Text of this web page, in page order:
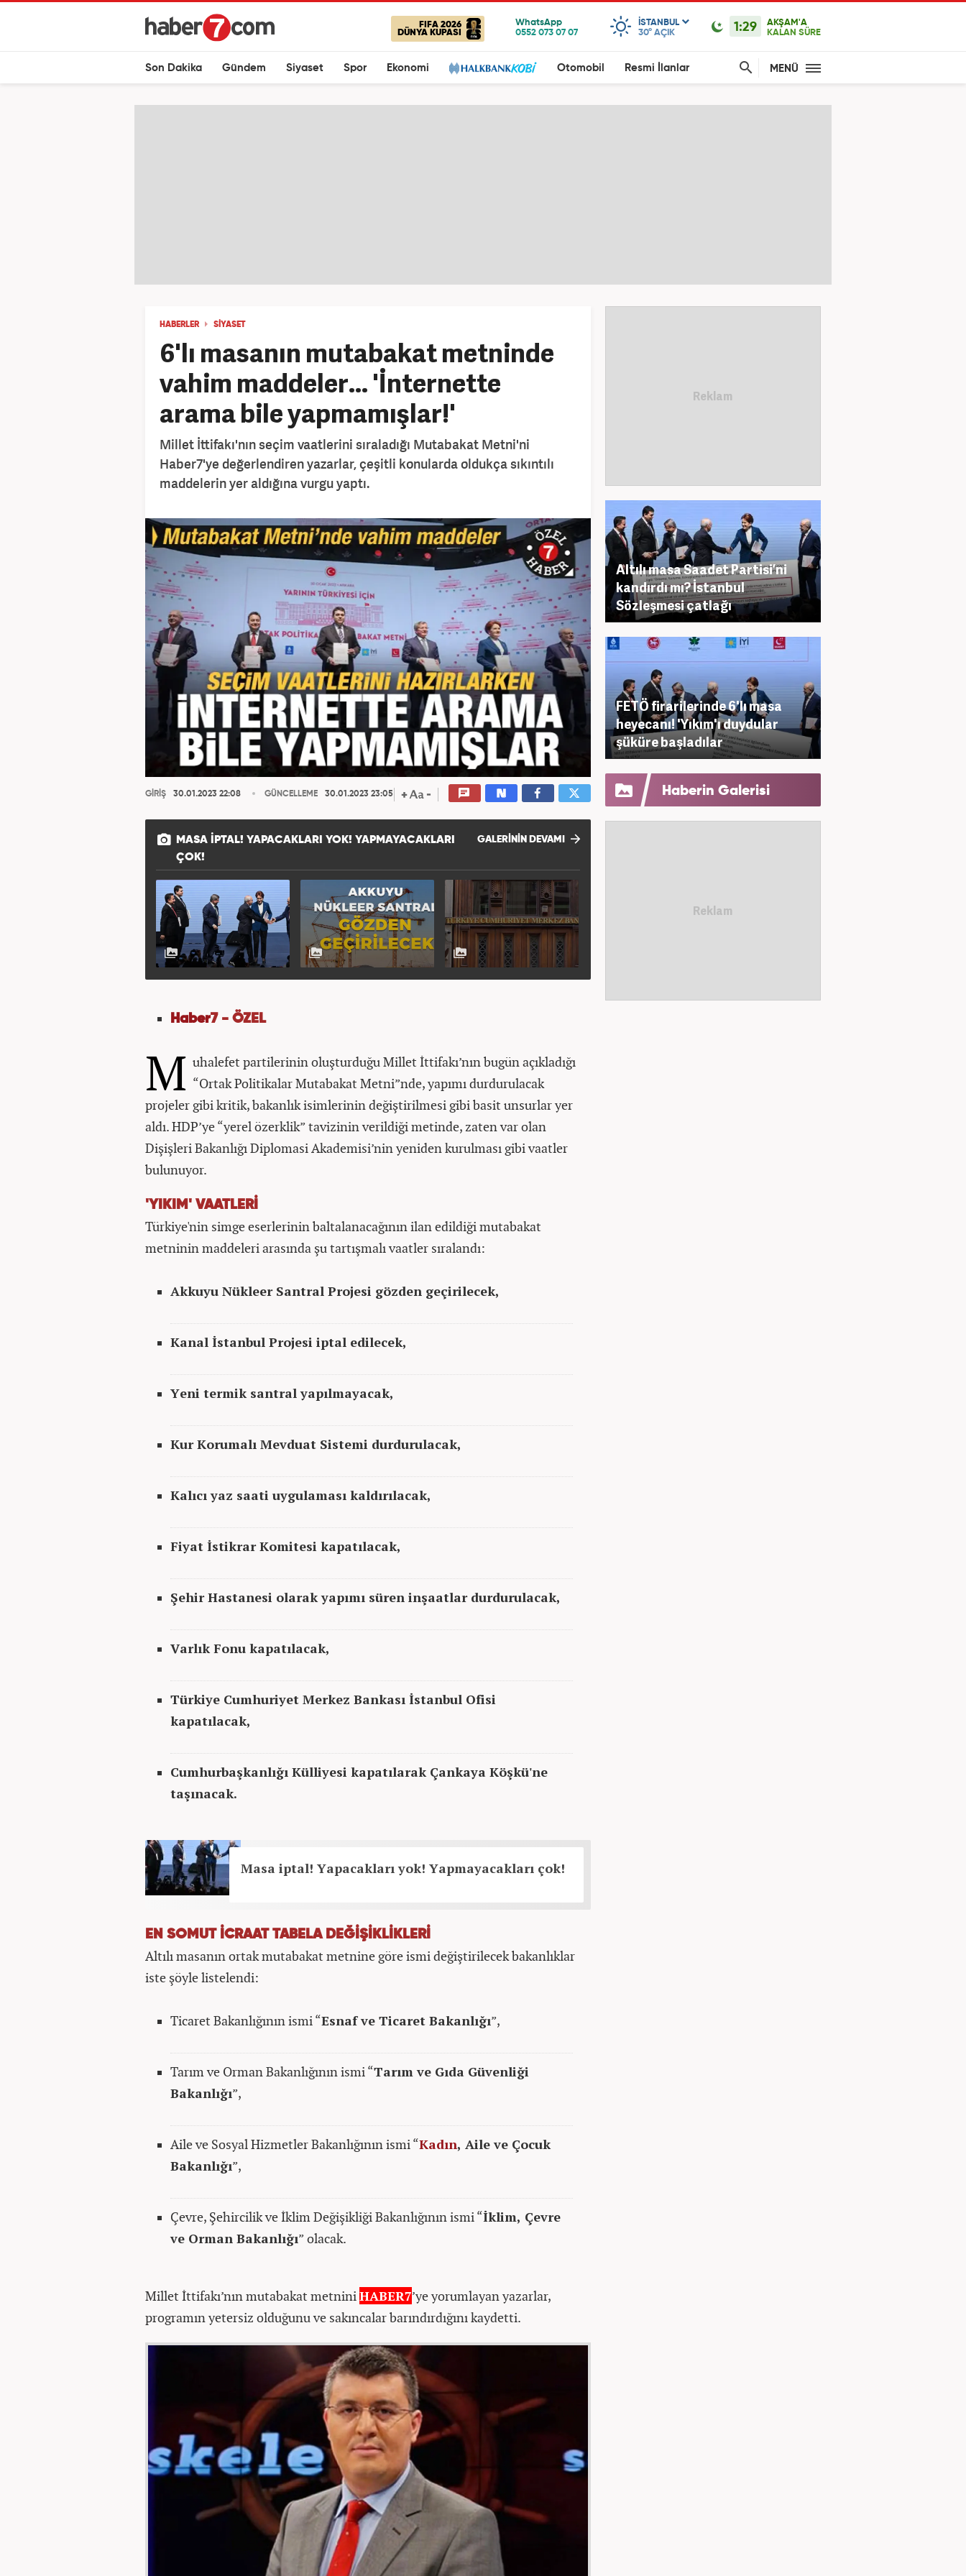
FIFA 2026
DÜNYA KUPASI
ISTANBUL
30° AÇIK 1:29
AKŞAM'A
KALAN SÜRE
Son Dakika Gündem Siyaset Spor Ekonomi Otomobil Resmi İlanlar MENÜ
HABERLER SİYASET
6'lı masanın mutabakat metninde
vahim maddeler... 'İnternette
arama bile yapmamışlar!'
Millet İttifakı'nın seçim vaatlerini sıraladığı Mutabakat Metni'ni
Haber7'ye değerlendiren yazarlar, çeşitli konularda oldukça sıkıntılı
maddelerin yer aldığına vurgu yaptı.
GİRİŞ 30.01.2023 22:08 GÜNCELLEME 30.01.2023 23:05
MASA IPTAL! YAPACAKLARI YOK! YAPMAYACAKLARI
ÇOK!
GALERİNİN DEVAMI
Haber7 - ÖZEL
M uhalefet partilerinin oluşturduğu Millet İttifakı’nın bugün açıkladığı
“Ortak Politikalar Mutabakat Metni”nde, yapımı durdurulacak
projeler gibi kritik, bakanlık isimlerinin değiştirilmesi gibi basit unsurlar yer
aldı. HDP’ye “yerel özerklik” tavizinin verildiği metinde, zaten var olan
Dişişleri Bakanlığı Diplomasi Akademisi’nin yeniden kurulması gibi vaatler
bulunuyor.
'YIKIM' VAATLERİ
Türkiye'nin simge eserlerinin baltalanacağının ilan edildiği mutabakat
metninin maddeleri arasında şu tartışmalı vaatler sıralandı:
Akkuyu Nükleer Santral Projesi gözden geçirilecek,
Kanal İstanbul Projesi iptal edilecek,
Yeni termik santral yapılmayacak,
Kur Korumalı Mevduat Sistemi durdurulacak,
Kalıcı yaz saati uygulaması kaldırılacak,
Fiyat İstikrar Komitesi kapatılacak,
Şehir Hastanesi olarak yapımı süren inşaatlar durdurulacak,
Varlık Fonu kapatılacak,
Türkiye Cumhuriyet Merkez Bankası İstanbul Ofisi
kapatılacak,
Cumhurbaşkanlığı Külliyesi kapatılarak Çankaya Köşkü'ne
taşınacak.
Masa iptal! Yapacakları yok! Yapmayacakları çok!
EN SOMUT İCRAAT TABELA DEĞİŞİKLİKLERİ
Altılı masanın ortak mutabakat metnine göre ismi değiştirilecek bakanlıklar
iste şöyle listelendi:
Ticaret Bakanlığının ismi “Esnaf ve Ticaret Bakanlığı”,
Tarım ve Orman Bakanlığının ismi “Tarım ve Gıda Güvenliği
Bakanlığı”,
Aile ve Sosyal Hizmetler Bakanlığının ismi “Kadın, Aile ve Çocuk
Bakanlığı”,
Çevre, Şehircilik ve İklim Değişikliği Bakanlığının ismi “İklim, Çevre
ve Orman Bakanlığı” olacak.
Millet İttifakı’nın mutabakat metniniHABER7’ye yorumlayan yazarlar,
programın yetersiz olduğunu ve sakıncalar barındırdığını kaydetti.
Altılı masa Saadet Partisi’ni
kandırdı mı? İstanbul
Sözleşmesi çatlağı
FETÖ firarilerinde 6'lı masa
heyecanı! 'Yıkım'ı duydular
şüküre başladılar
Haberin Galerisi